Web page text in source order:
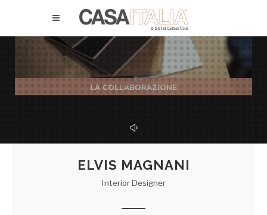
ELVIS MAGNANI
Interior Designer